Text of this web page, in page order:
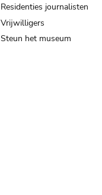
Residenties journalisten
Vrijwilligers
Steun het museum